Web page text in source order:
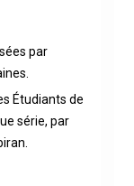
par
Étudiants de
série, par